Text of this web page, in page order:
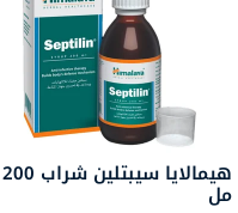
هيمالايا سيبتلين شراب 200
مل